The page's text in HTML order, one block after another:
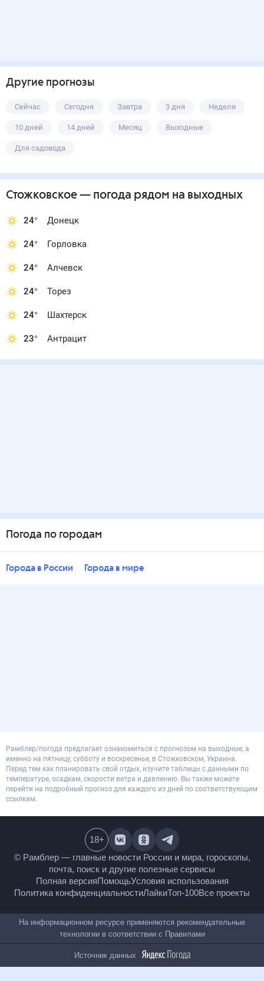
Другие прогнозы
Сейчас Сегодня Завтра 3 дня Неделя
10 дней 14 дней Месяц Выходные
Для садовода
Стожковское— погода рядом на выходных
24° Донецк
24° Горловка
24° Алчевск
24° Торез
24° Шахтерск
23° Антрацит
Погода по городам
Города в России Города в мире
Рамблер/погода предлагает ознакомиться с прогнозом на выходные, а
именно на пятницу, субботу и воскресенье, в Стожковском, Украина.
Перед тем как планировать свой отдых, изучите таблицы с данными по
температуре, осадкам, скорости ветра и давлению. Вы также можете
перейти на подробный прогноз для каждого из дней по соответствующим
ссылкам.
© Рамблер — главные новости России и мира,
гороскопы, почта, поиск и другие полезные сервисы
Полная версияПомощьУсловия использования
Политика конфиденциальностиЛайкиТоп-100
18+
На информационном ресурсе применяются
рекомендательные технологии в соответствии сПравилами
Источник данных